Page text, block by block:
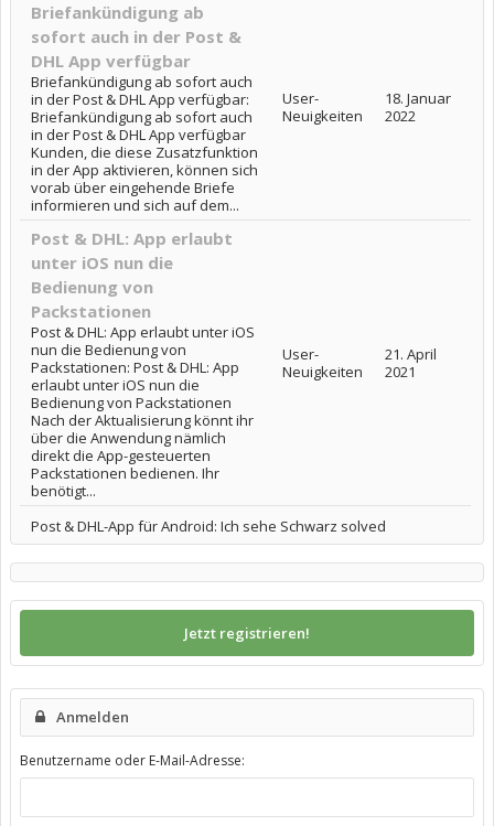
Briefankündigung ab
sofort auch in der Post &
DHL App verfügbar
Briefankündigung ab sofort auch
in der Post & DHL App verfügbar:
Briefankündigung ab sofort auch
in der Post & DHL App verfügbar
Kunden, die diese Zusatzfunktion
in der App aktivieren, können sich
vorab über eingehende Briefe
informieren und sich auf dem...
User-
Neuigkeiten
18. Januar
2022
Post & DHL: App erlaubt
unter iOS nun die
Bedienung von
Packstationen
Post & DHL: App erlaubt unter iOS
nun die Bedienung von
Packstationen: Post & DHL: App
erlaubt unter iOS nun die
Bedienung von Packstationen
Nach der Aktualisierung könnt ihr
über die Anwendung nämlich
direkt die App-gesteuerten
Packstationen bedienen. Ihr
benötigt...
User-
Neuigkeiten
21. April
2021
Post & DHL-App für Android: Ich sehe Schwarz solved
Jetzt registrieren!
Anmelden
Benutzername oder E-Mail-Adresse: